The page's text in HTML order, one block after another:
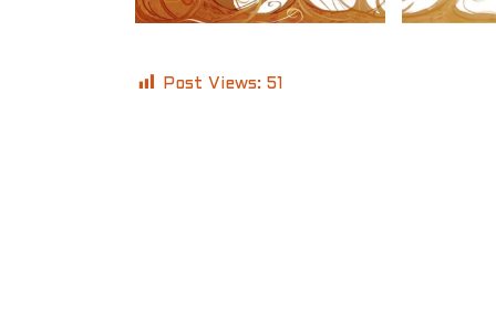
Post Views: 51